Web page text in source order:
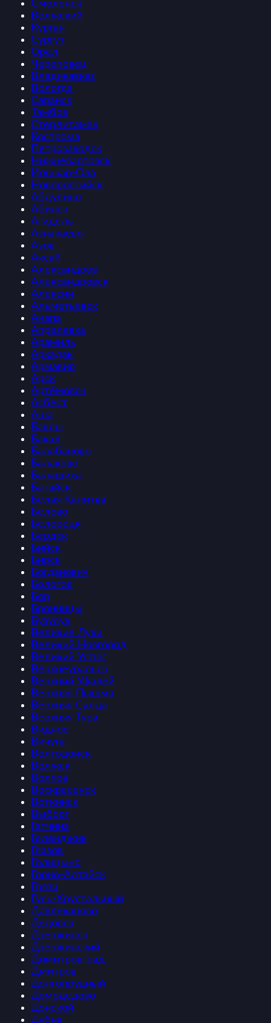
Смоленск
Волжский
Курган
Сургут
Орел
Череповец
Владикавказ
Вологда
Саранск
Тамбов
Стерлитамак
Кострома
Петрозаводск
Нижневартовск
Йошкар-Ола
Новороссийск
Абдулино
Абинск
Агидель
Азнакаево
Азов
Аксай
Александров
Александровск
Алексин
Альметьевск
Анапа
Апрелевка
Арамиль
Аркадак
Армавир
Арск
Артёмовск
Асбест
Аша
Бавлы
Бакал
Балабаново
Балаково
Балашиха
Батайск
Белая Калитва
Белово
Белорецк
Бердск
Бийск
Бирск
Богданович
Бологое
Бор
Бронницы
Бузулук
Великие Луки
Великий Новгород
Великий Устюг
Верхнеуральск
Верхний Уфалей
Верхняя Пышма
Верхняя Салда
Верхняя Тура
Видное
Вичуга
Волгодонск
Волжск
Волхов
Воскресенск
Воткинск
Выборг
Гатчина
Геленджик
Глазов
Голицыно
Горно-Алтайск
Грязи
Гусь-Хрустальный
Давлеканово
Дедовск
Дзержинск
Дзержинский
Димитровград
Дмитров
Долгопрудный
Домодедово
Донской
Дубна